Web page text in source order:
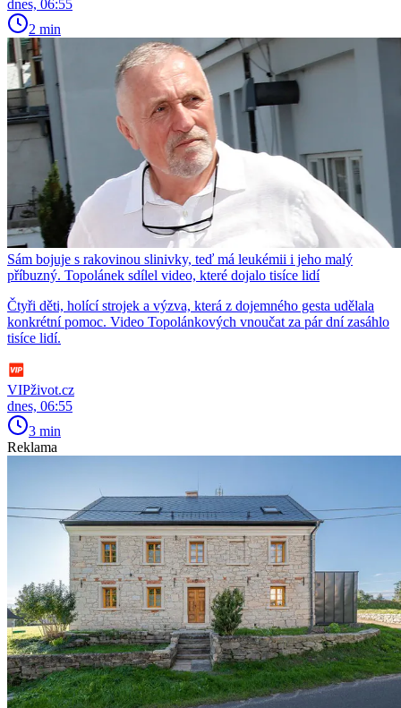
dnes, 06:55
2 min
Sám bojuje s rakovinou slinivky, teď má leukémii i jeho malý
příbuzný. Topolánek sdílel video, které dojalo tisíce lidí
Čtyři děti, holící strojek a výzva, která z dojemného gesta udělala
konkrétní pomoc. Video Topolánkových vnoučat za pár dní zasáhlo
tisíce lidí.
VIPživot.cz
dnes, 06:55
3 min
Reklama